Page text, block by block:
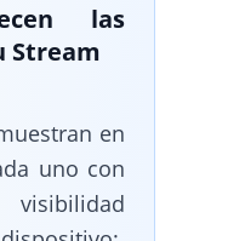
las
Stream
en
uno con